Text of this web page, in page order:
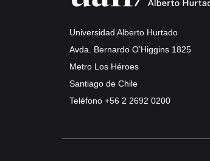
Universidad Alberto Hurtado
Avda. Bernardo O’Higgins 1825
Metro Los Héroes
Santiago de Chile
Teléfono +56 2 2692 0200